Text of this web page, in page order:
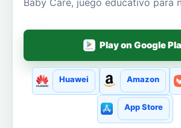
Play on Google
Huawei Amazon
App Store